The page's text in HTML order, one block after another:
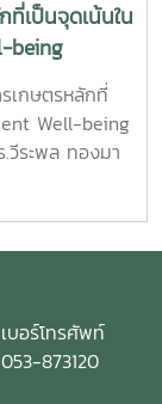
เป็นจุดเน้นใน
being
เกษตรหลักที่
Well-being
วีระพล ทองมา
ร์เรือธง
นุนการวิจัยด้าน
การมหาชน)
เบอร์โทรศัพท์
053-873120